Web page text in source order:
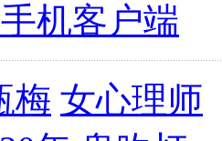
机客户端
梅 女心理师